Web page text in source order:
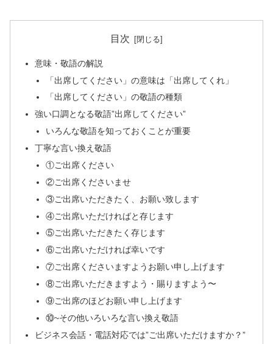
目次
意味・敬語の解説
「出席してください」の意味は「出席してくれ」
「出席してください」の敬語の種類
強い口調となる敬語”出席してください”
いろんな敬語を知っておくことが重要
丁寧な言い換え敬語
①ご出席ください
②ご出席くださいませ
③ご出席いただきたく、お願い致します
④ご出席いただければと存じます
⑤ご出席いただきたく存じます
⑥ご出席いただければ幸いです
⑦ご出席くださいますようお願い申し上げます
⑧ご出席いただきますよう・賜りますよう〜
⑨ご出席のほどお願い申し上げます
⑩~その他いろいろな言い換え敬語
ビジネス会話・電話対応では”ご出席いただけますか？”